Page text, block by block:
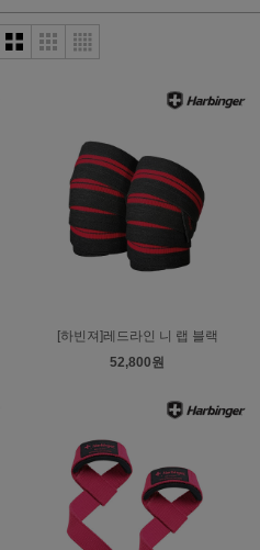
[하빈져]레드라인 니 랩 블랙
52,800원